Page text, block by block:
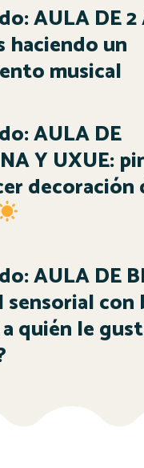
AULA DE 2
haciendo un
musical
AULA DE
Y UXUE:
decoración
AULA DE
con
quién le